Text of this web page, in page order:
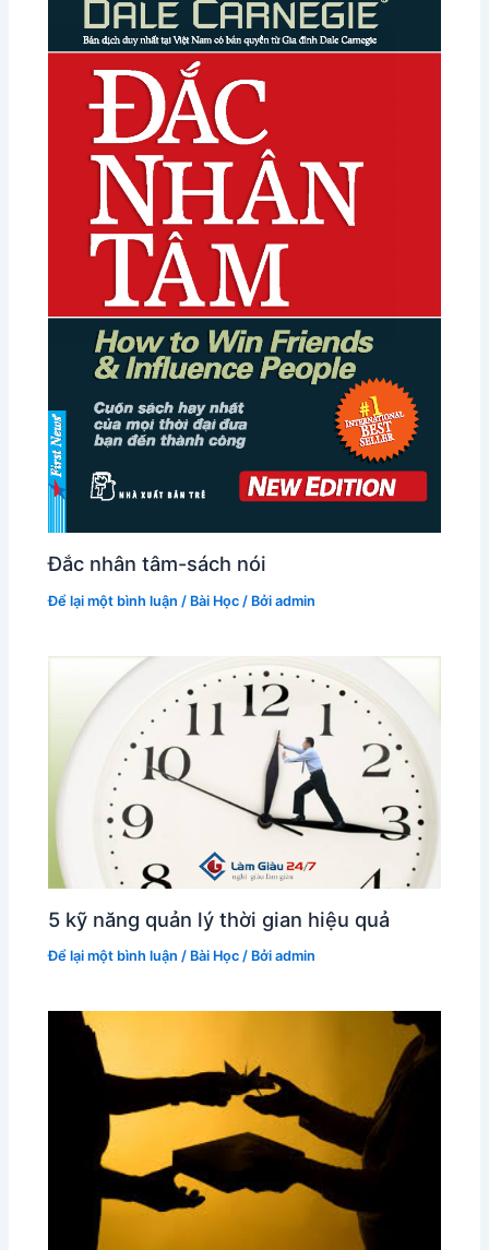
Đắc nhân tâm-sách nói
Để lại một bình luận / Bài Học / Bởiadmin
5 kỹ năng quản lý thời gian hiệu quả
Để lại một bình luận / Bài Học / Bởiadmin